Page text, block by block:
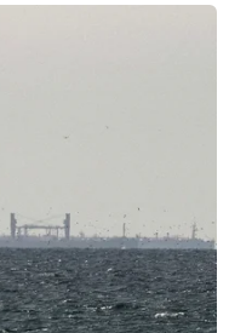
Nội trước chu